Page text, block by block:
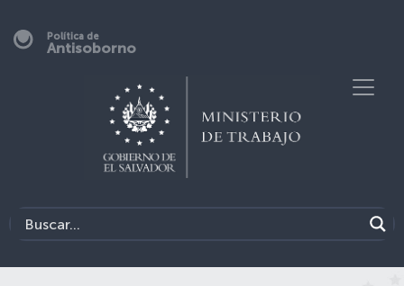
Política de
Antisoborno